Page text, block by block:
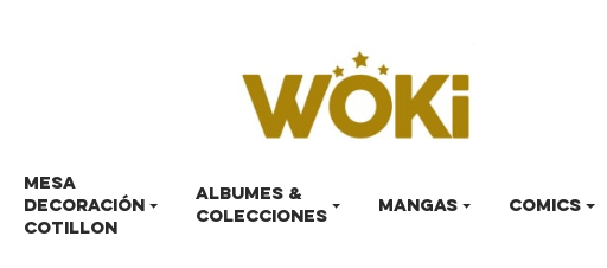
MESA
DECORACIÓN
COTILLON
ALBUMES &
COLECCIONES
MANGAS COMICS